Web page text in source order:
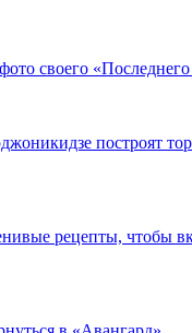
своего «Последнего
построят
рецепты, чтобы